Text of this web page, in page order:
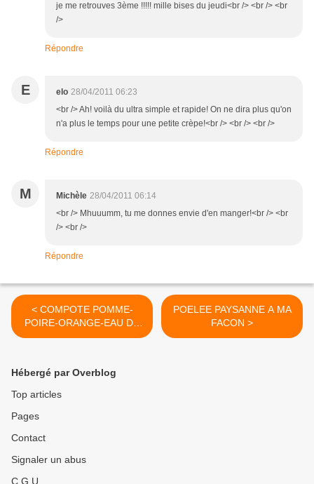
je me retrouves 3ème !!!!! mille bises du jeudi<br /> <br /> <br
/>
Répondre
E elo 28/04/2011 06:23
<br /> Ah! voilà du ultra simple et rapide! On ne dira plus qu'on
n'a plus le temps pour une petite crèpe!<br /> <br /> <br />
Répondre
M Michèle 28/04/2011 06:14
<br /> Mhuuumm, tu me donnes envie d'en manger!<br /> <br
/> <br />
Répondre
< COMPOTE POMME-
POIRE-ORANGE-EAU DE
FLEUR D'ORANGER POUR
POELEE PAYSANNE A MA
FACON >
Hébergé par Overblog
Top articles
Pages
Contact
Signaler un abus
C.G.U.